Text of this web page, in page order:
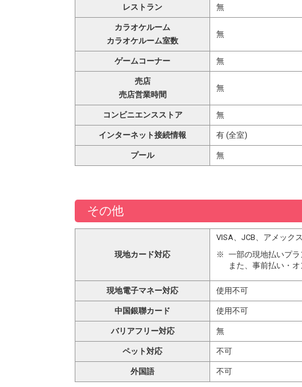
レストラン 無
カラオケルーム
カラオケルーム室数
無
ゲームコーナー 無
売店
売店営業時間
無
コンビニエンスストア 無
インターネット接続情報 有 (全室)
プール 無
その他
現地カード対応
VISA、JCB、アメック
一部の現地払いプラ
また、事前払い・
現地電子マネー対応 使用不可
中国銀聯カード 使用不可
バリアフリー対応 無
ペット対応 不可
外国語 不可